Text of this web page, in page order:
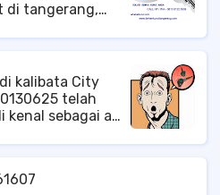
Kunci di
Kunci di Cianjur,
Duplikat Kunci di
di tangerang,
tukang
service
DLL.
kalibata City
telah
sebagai ahli
khususnya
akan dengan